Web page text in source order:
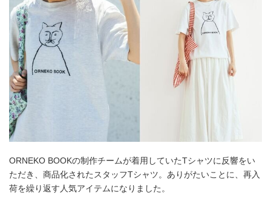
ORNEKO BOOKの制作チームが着用していたTシャツに反響をい
ただき、商品化されたスタッフTシャツ。ありがたいことに、再入
荷を繰り返す人気アイテムになりました。